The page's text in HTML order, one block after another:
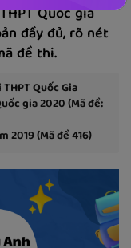
Quốc gia
đầy đủ, rõ nét
đề thi.
Quốc Gia
gia 2020 (Mã đề:
2019 (Mã đề 416)